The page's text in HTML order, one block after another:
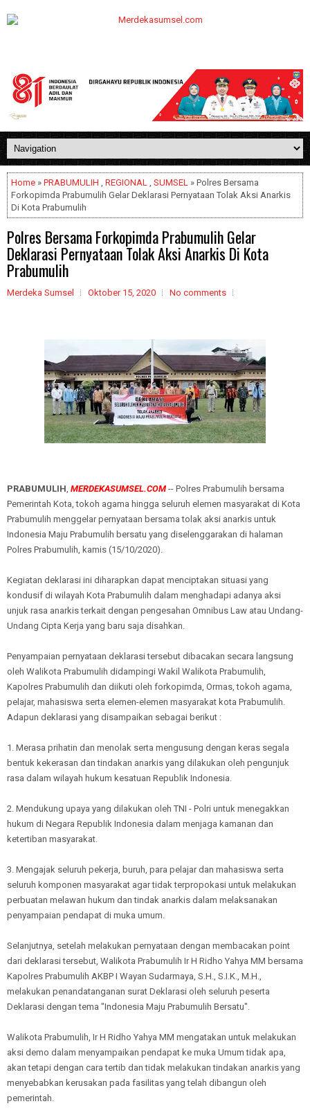
Home » PRABUMULIH , REGIONAL , SUMSEL » Polres Bersama
Forkopimda Prabumulih Gelar Deklarasi Pernyataan Tolak Aksi Anarkis
Di Kota Prabumulih
Polres Bersama Forkopimda Prabumulih Gelar
Deklarasi Pernyataan Tolak Aksi Anarkis Di Kota
Prabumulih
Merdeka Sumsel Oktober 15, 2020 No comments
PRABUMULIH, MERDEKASUMSEL.COM -- Polres Prabumulih bersama
Pemerintah Kota, tokoh agama hingga seluruh elemen masyarakat di Kota
Prabumulih menggelar pernyataan bersama tolak aksi anarkis untuk
Indonesia Maju Prabumulih bersatu yang diselenggarakan di halaman
Polres Prabumulih, kamis (15/10/2020).
Kegiatan deklarasi ini diharapkan dapat menciptakan situasi yang
kondusif di wilayah Kota Prabumulih dalam menghadapi adanya aksi
unjuk rasa anarkis terkait dengan pengesahan Omnibus Law atau Undang-
Undang Cipta Kerja yang baru saja disahkan.
Penyampaian pernyataan deklarasi tersebut dibacakan secara langsung
oleh Walikota Prabumulih didampingi Wakil Walikota Prabumulih,
Kapolres Prabumulih dan diikuti oleh forkopimda, Ormas, tokoh agama,
pelajar, mahasiswa serta elemen-elemen masyarakat kota Prabumulih.
Adapun deklarasi yang disampaikan sebagai berikut :
1. Merasa prihatin dan menolak serta mengusung dengan keras segala
bentuk kekerasan dan tindakan anarkis yang dilakukan oleh pengunjuk
rasa dalam wilayah hukum kesatuan Republik Indonesia.
2. Mendukung upaya yang dilakukan oleh TNI - Polri untuk menegakkan
hukum di Negara Republik Indonesia dalam menjaga kamanan dan
ketertiban masyarakat.
3. Mengajak seluruh pekerja, buruh, para pelajar dan mahasiswa serta
seluruh komponen masyarakat agar tidak terpropokasi untuk melakukan
perbuatan melawan hukum dan tindak anarkis dalam melaksanakan
penyampaian pendapat di muka umum.
Selanjutnya, setelah melakukan pernyataan dengan membacakan point
dari deklarasi tersebut, Walikota Prabumulih Ir H Ridho Yahya MM bersama
Kapolres Prabumulih AKBP I Wayan Sudarmaya, S.H., S.I.K., M.H.,
melakukan penandatanganan surat Deklarasi oleh seluruh peserta
Deklarasi dengan tema "Indonesia Maju Prabumulih Bersatu".
Walikota Prabumulih, Ir H Ridho Yahya MM mengatakan untuk melakukan
aksi demo dalam menyampaikan pendapat ke muka Umum tidak apa,
akan tetapi dengan cara tertib dan tidak melakukan tindakan anarkis yang
menyebabkan kerusakan pada fasilitas yang telah dibangun oleh
pemerintah.